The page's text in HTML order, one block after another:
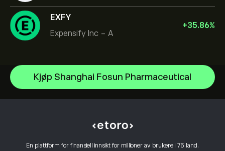
EXFY
Expensify Inc - A
+35.86%
Kjøp Shanghai Fosun Pharmaceutical
En plattform for finansiell innsikt for millioner av brukere i 75 land.
NVIDIA Corporation
Amazon.com Inc
Tesla Motors, Inc.
Hva er belåning & margin